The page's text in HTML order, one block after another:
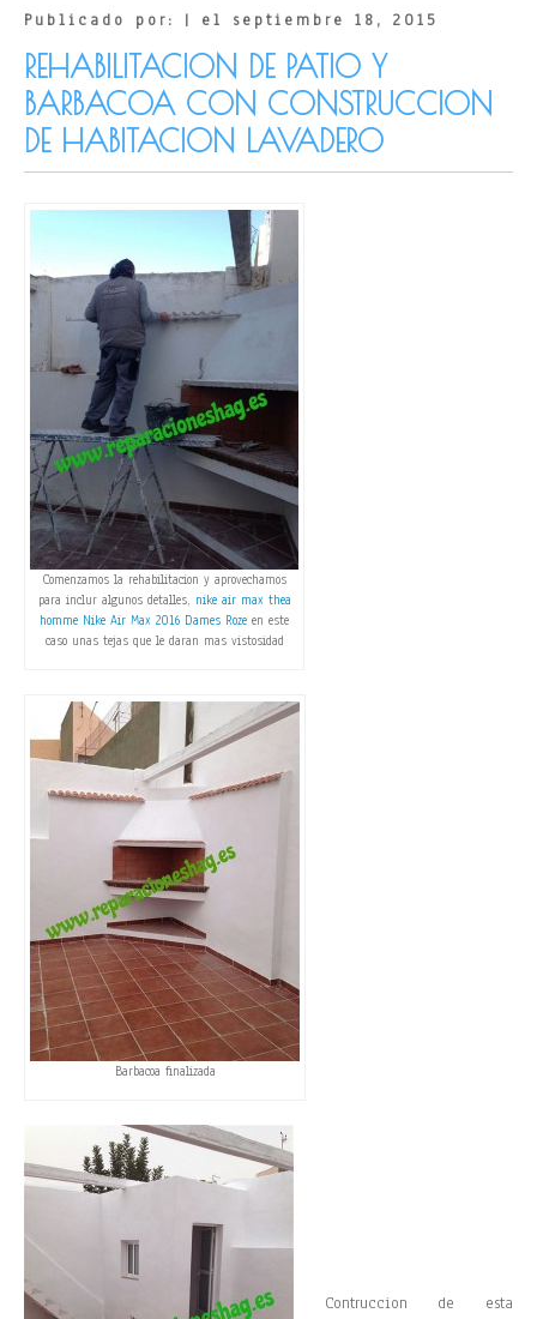
Publicado por: | el septiembre 18, 2015
REHABILITACION DE PATIO Y
BARBACOA CON CONSTRUCCION
DE HABITACION LAVADERO
Comenzamos la rehabilitacion y aprovechamos
para inclur algunos detalles, nike air max thea
homme Nike Air Max 2016 Dames Roze en este
caso unas tejas que le daran mas vistosidad
Barbacoa finalizada
Contruccion de esta